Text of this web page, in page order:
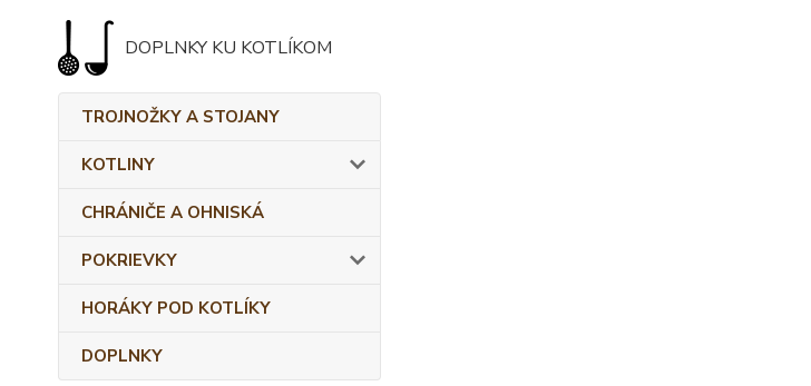
DOPLNKY KU KOTLÍKOM
TROJNOŽKY A STOJANY
KOTLINY
CHRÁNIČE A OHNISKÁ
POKRIEVKY
HORÁKY POD KOTLÍKY
DOPLNKY